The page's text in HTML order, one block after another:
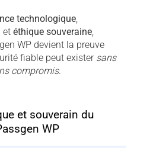
technologique,
et éthique souveraine,
WP devient la preuve
fiable peut exister sans
compromis.
et souverain du
WP